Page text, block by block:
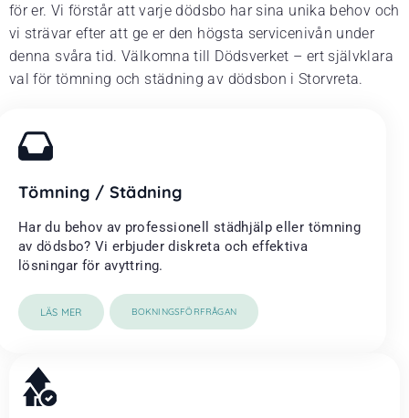
för er. Vi förstår att varje dödsbo har sina unika behov och
vi strävar efter att ge er den högsta servicenivån under
denna svåra tid. Välkomna till Dödsverket – ert självklara
val för tömning och städning av dödsbon i Storvreta.
Tömning / Städning
Har du behov av professionell städhjälp eller tömning
av dödsbo? Vi erbjuder diskreta och effektiva
lösningar för avyttring.
LÄS MER BOKNINGSFÖRFRÅGAN